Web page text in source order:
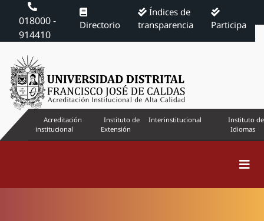
018000 -
914410
Directorio
Índices de
transparencia
Participa
Acreditación
institucional
Instituto de
Extensión
Interinstitucional
Instituto de
Idiomas